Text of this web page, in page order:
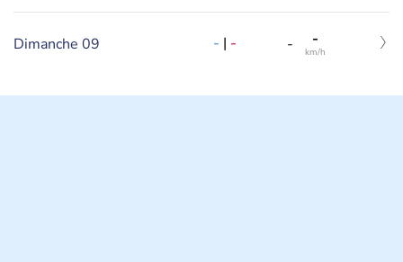
Dimanche 09 - | - - -
km/h